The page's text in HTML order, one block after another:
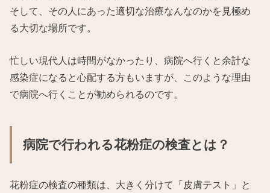
そして、その人にあった適切な治療なんなのかを見極め
る大切な場所です。
忙しい現代人は時間がなかったり、病院へ行くと余計な
感染症になると心配する方もいますが、このような理由
で病院へ行くことが勧められるのです。
病院で行われる花粉症の検査とは？
花粉症の検査の種類は、大きく分けて「皮膚テスト」と